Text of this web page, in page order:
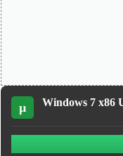
µ Windows 7 x86